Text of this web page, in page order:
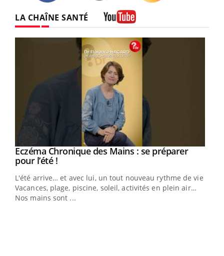
LA CHAÎNE SANTÉ
Youtube
Eczéma Chronique des Mains : se préparer
pour l’été !Youtube
L'été arrive… et avec lui, un tout nouveau rythme de vie !
Vacances, plage, piscine, soleil, activités en plein air…
Nos mains sont ...